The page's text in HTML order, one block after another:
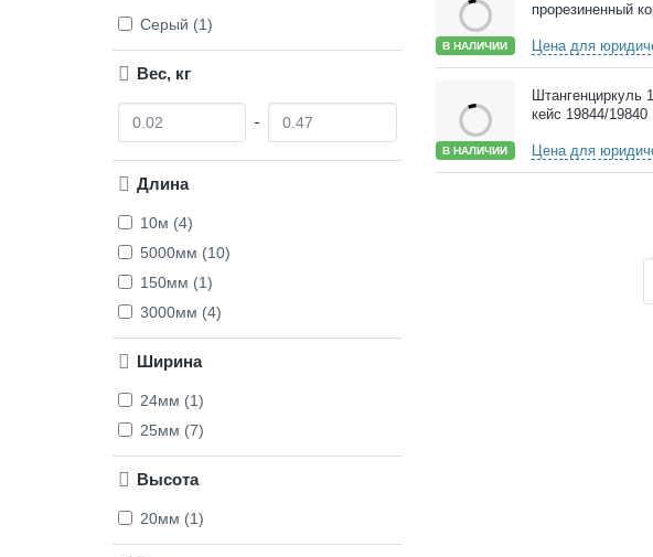
В НАЛИЧИИ
прорезиненный
Цена для
В НАЛИЧИИ
Штангенциркуль
кейс 19844/19840
Цена для
Серый (1)
Вес, кг
Длина
10м (4)
5000мм (10)
150мм (1)
3000мм (4)
Ширина
24мм (1)
25мм (7)
Высота
20мм (1)